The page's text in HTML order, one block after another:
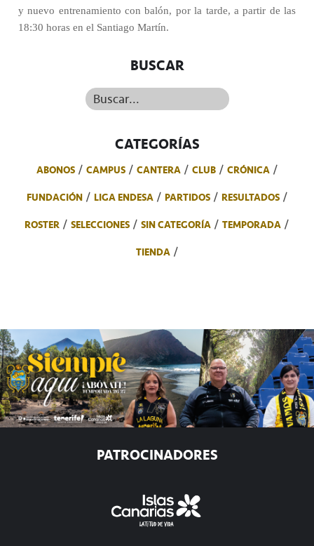
y nuevo entrenamiento con balón, por la tarde, a partir de las
18:30 horas en el Santiago Martín.
BUSCAR
Buscar...
CATEGORÍAS
ABONOS CAMPUS CANTERA CLUB
CRÓNICA
FUNDACIÓN
LIGA ENDESA PARTIDOS
RESULTADOS
ROSTER
SELECCIONES SIN CATEGORÍA
TEMPORADA
TIENDA
PATROCINADORES